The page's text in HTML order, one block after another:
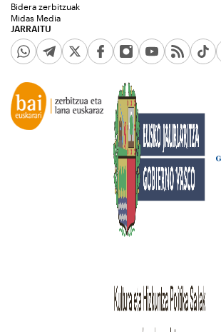
JARRAITU
Bidera zerbitzuak
Midas Media